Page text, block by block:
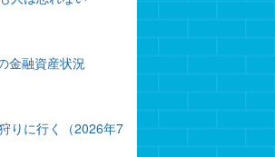
金融資産状況
りに行く（2026年7